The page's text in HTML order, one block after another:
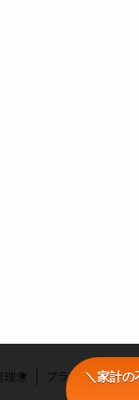
理念 プライバシーポ
＼家計